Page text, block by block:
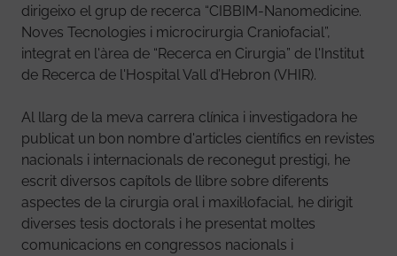
dirigeixo el grup de recerca “CIBBIM-Nanomedicine.
Noves Tecnologies i microcirurgia Craniofacial”,
integrat en l'àrea de “Recerca en Cirurgia” de l'Institut
de Recerca de l'Hospital Vall d’Hebron (VHIR).
Al llarg de la meva carrera clínica i investigadora he
publicat un bon nombre d'articles científics en revistes
nacionals i internacionals de reconegut prestigi, he
escrit diversos capítols de llibre sobre diferents
aspectes de la cirurgia oral i maxil·lofacial, he dirigit
diverses tesis doctorals i he presentat moltes
comunicacions en congressos nacionals i